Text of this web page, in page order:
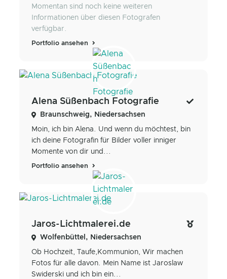
Momentan sind noch keine weiteren
Informationen über diesen Fotografen
verfügbar.
Portfolio ansehen
Alena Süßenbach Fotografie
Braunschweig, Niedersachsen
Moin, ich bin Alena. Und wenn du möchtest, bin
ich deine Fotografin für Bilder voller inniger
Momente von dir und...
Portfolio ansehen
Jaros-Lichtmalerei.de
Wolfenbüttel, Niedersachsen
Ob Hochzeit, Taufe,Kommunion, Wir machen
Fotos für alle davon. Mein Name ist Jaroslaw
Swiderski und ich bin ein...